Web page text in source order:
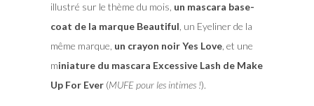
illustré sur le thème du mois, un mascara base-
coat de la marque Beautiful , un Eyeliner de la
même marque, un crayon noir Yes Love, et une
miniature du mascara Excessive Lash de Make
Up For Ever(MUFE pour les intimes !).